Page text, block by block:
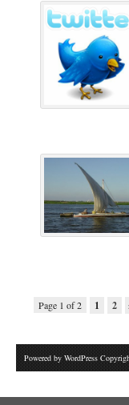
Page 1 of 2 1 2
Powered by WordPress